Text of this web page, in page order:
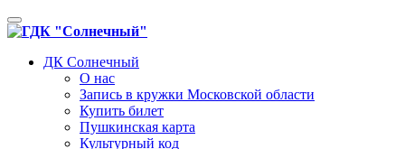
Toggle
navigation
ДК Солнечный
О нас
Запись в кружки Московской области
Купить билет
Пушкинская карта
Культурный код